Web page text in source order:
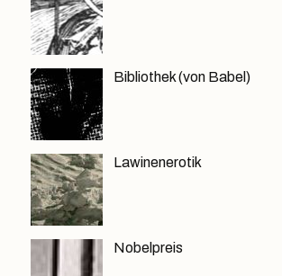
Bibliothek (von Babel)
Lawinenerotik
Nobelpreis